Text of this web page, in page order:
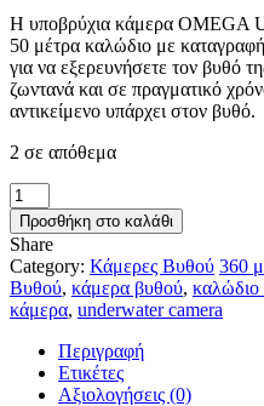
Η υποβρύχια κάμερα OMEGA
50 μέτρα καλώδιο με
για να εξερευνήσετε τον βυθό
ζωντανά και σε πραγματικό
αντικείμενο υπάρχει στον βυθό.
2 σε απόθεμα
ΥΠΟΒΡΥΧΙΑ
ΚΑΜΕΡΑ
OMEGA
UC50R
360°
-
50M
ΚΑΤΑΓΡΑΦΗ
ποσότητα
Προσθήκη στο καλάθι
Share
Category: Κάμερες Βυθού 360
Βυθού, κάμερα βυθού, καλώδιο
κάμερα, underwater camera
Περιγραφή
Ετικέτες
Αξιολογήσεις (0)